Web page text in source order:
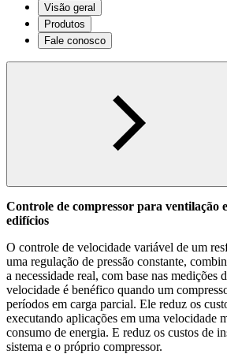
Visão geral
Produtos
Fale conosco
Controle de compressor para ventilação
edifícios
O controle de velocidade variável de um
uma regulação de pressão constante,
a necessidade real, com base nas medições
velocidade é benéfico quando um
períodos em carga parcial. Ele reduz os
executando aplicações em uma velocidade
consumo de energia. E reduz os custos de
sistema e o próprio compressor.